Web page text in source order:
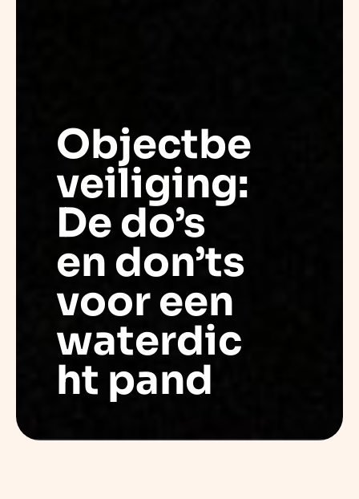
Objectbe
veiliging:
De do’s
en don’ts
voor een
waterdic
ht pand